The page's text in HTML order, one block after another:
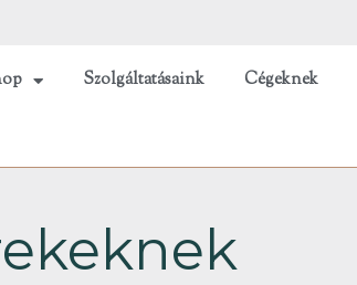
Szolgáltatásaink Cégeknek